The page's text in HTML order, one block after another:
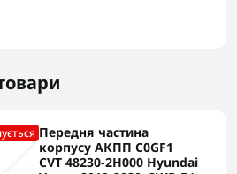
Передня частина
корпусу АКПП C0GF1
CVT 48230-2H000 Hyundai